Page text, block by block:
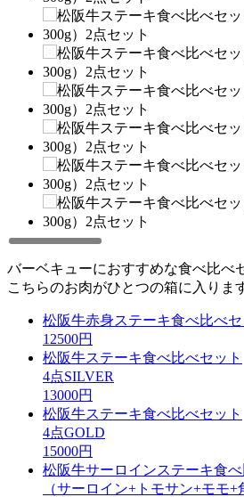
バーベキューにおすすめな食べ比べ
こちらのお肉がひとつの箱に入りま
松阪牛赤身ステーキ食べ比べ
12500円
松阪牛ステーキ食べ比べセット
4点SILVER
13000円
松阪牛ステーキ食べ比べセット
4点GOLD
15000円
松阪牛サーロインステーキ食
（サーロイン+トモサン+モモ+